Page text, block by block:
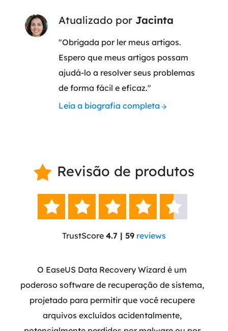
Atualizado por Jacinta
"Obrigada por ler meus artigos.
Espero que meus artigos possam
ajudá-lo a resolver seus problemas
de forma fácil e eficaz."
Leia a biografia completa
 Revisão de produtos
    
TrustScore 4.7 | 59 reviews
O EaseUS Data Recovery Wizard é um
poderoso software de recuperação de sistema,
projetado para permitir que você recupere
arquivos excluídos acidentalmente,